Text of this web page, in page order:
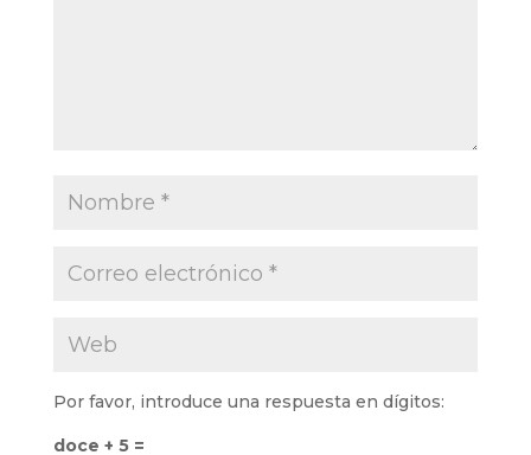
Por favor, introduce una respuesta en dígitos:
doce + 5 =